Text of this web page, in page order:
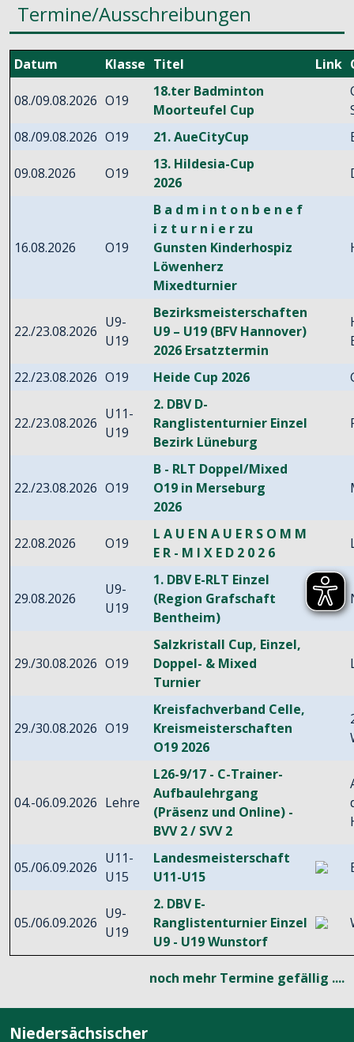
Termine/Ausschreibungen
Datum Klasse Titel Link
08./09.08.2026 O19
18.ter Badminton
Moorteufel Cup
08./09.08.2026 O19 21. AueCityCup
09.08.2026 O19
13. Hildesia-Cup
2026
16.08.2026 O19
B a d m i n t o n b e n e f
i z t u r n i e r zu
Gunsten Kinderhospiz
Löwenherz
Mixedturnier
22./23.08.2026
U9-
U19
Bezirksmeisterschaften
U9 – U19 (BFV Hannover)
2026 Ersatztermin
22./23.08.2026 O19 Heide Cup 2026
22./23.08.2026
U11-
U19
2. DBV D-
Ranglistenturnier Einzel
Bezirk Lüneburg
22./23.08.2026 O19
B - RLT Doppel/Mixed
O19 in Merseburg
2026
22.08.2026 O19
L A U E N A U E R S O M M
E R - M I X E D 2 0 2 6
29.08.2026
U9-
U19
1. DBV E-RLT Einzel
(Region Grafschaft
Bentheim)
29./30.08.2026 O19
Salzkristall Cup, Einzel,
Doppel- & Mixed
Turnier
29./30.08.2026 O19
Kreisfachverband Celle,
Kreismeisterschaften
O19 2026
04.-06.09.2026 Lehre
L26-9/17 - C-Trainer-
Aufbaulehrgang
(Präsenz und Online) -
BVV 2 / SVV 2
05./06.09.2026
U11-
U15
Landesmeisterschaft
U11-U15
05./06.09.2026
U9-
U19
2. DBV E-
Ranglistenturnier Einzel
U9 - U19 Wunstorf
noch mehr Termine gefällig ....
Niedersächsischer